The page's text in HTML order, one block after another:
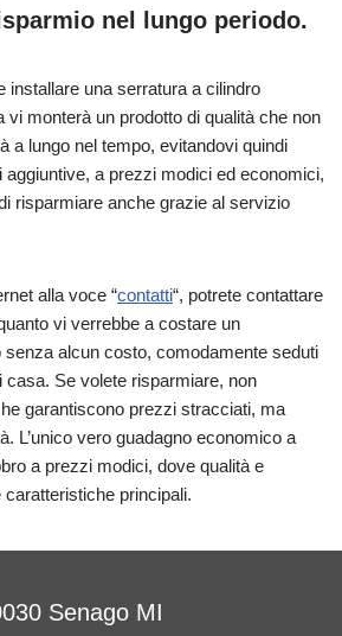
nel lungo periodo.
installare una serratura a cilindro
vi monterà un prodotto di qualità che non
a lungo nel tempo, evitandovi quindi
a prezzi modici ed economici,
risparmiare anche grazie al servizio
alla voce “contatti“, potrete contattare
vi verrebbe a costare un
senza alcun costo, comodamente seduti
casa. Se volete risparmiare, non
garantiscono prezzi stracciati, ma
L’unico vero guadagno economico a
a prezzi modici, dove qualità e
principali.
Senago MI